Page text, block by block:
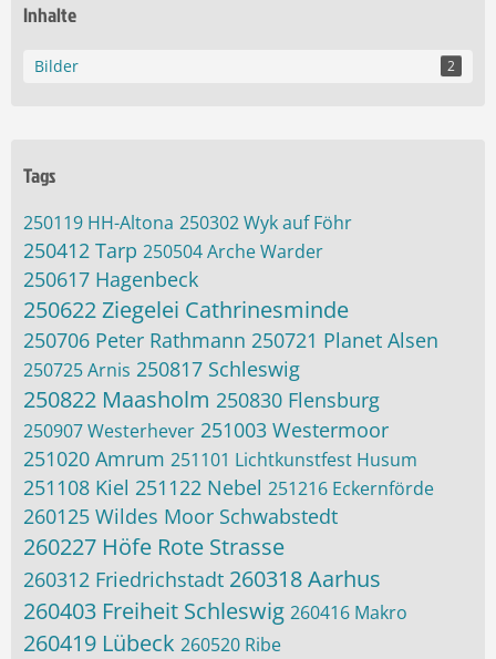
Inhalte
Bilder 2
Tags
250119 HH-Altona 250302 Wyk auf Föhr
250412 Tarp 250504 Arche Warder
250617 Hagenbeck
250622 Ziegelei Cathrinesminde
250706 Peter Rathmann 250721 Planet Alsen
250725 Arnis 250817 Schleswig
250822 Maasholm 250830 Flensburg
250907 Westerhever 251003 Westermoor
251020 Amrum 251101 Lichtkunstfest Husum
251108 Kiel 251122 Nebel 251216 Eckernförde
260125 Wildes Moor Schwabstedt
260227 Höfe Rote Strasse
260312 Friedrichstadt 260318 Aarhus
260403 Freiheit Schleswig 260416 Makro
260419 Lübeck 260520 Ribe